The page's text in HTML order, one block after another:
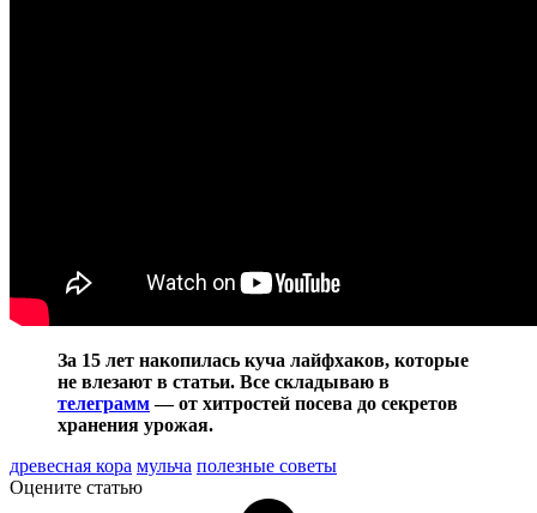
За 15 лет накопилась куча лайфхаков, которые
не влезают в статьи. Все складываю в
телеграмм— от хитростей посева до секретов
хранения урожая.
древесная кора мульча полезные советы
Оцените статью